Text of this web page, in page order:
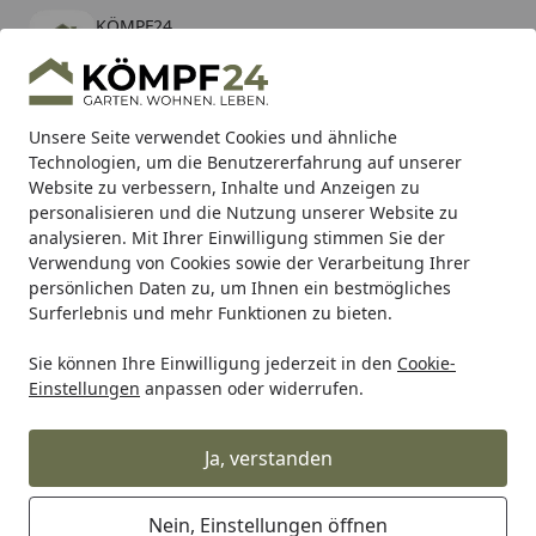
Unsere Seite verwendet Cookies und ähnliche
Technologien, um die Benutzererfahrung auf unserer
Website zu verbessern, Inhalte und Anzeigen zu
personalisieren und die Nutzung unserer Website zu
analysieren. Mit Ihrer Einwilligung stimmen Sie der
Verwendung von Cookies sowie der Verarbeitung Ihrer
persönlichen Daten zu, um Ihnen ein bestmögliches
Surferlebnis und mehr Funktionen zu bieten.
Sie können Ihre Einwilligung jederzeit in den Cookie-
Einstellungen anpassen oder widerrufen.
Ja, verstanden
Nein, Einstellungen öffnen
KÖMPF24
kostenlos - Im App Store
Hotline
Alle Produkte
Mein Konto
Suchen
Karibu Pools inkl. gratis Sandfilteranlage & Pool-
Starterset (Gesamtwert bis 468,99€)
Startseite
Alles für den Garten Hochbeet, Pflanzkasten & mehr!
T&J HERLEV-Hochbeet B 104 x T 64 x
inkl. gratis Werkzeugset (4-
teilig) im Wert von 71,60 €